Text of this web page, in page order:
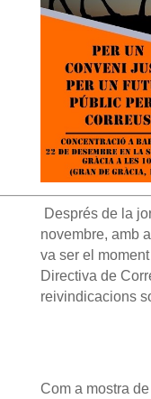
Després de la
novembre, amb
va ser el moment
Directiva de
reivindicacions
Com a mostra